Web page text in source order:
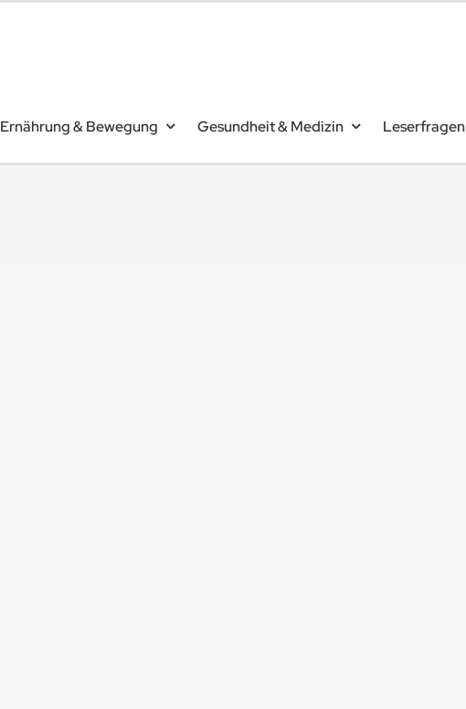
Ernährung & Bewegung Gesundheit & Medizin Leserfragen